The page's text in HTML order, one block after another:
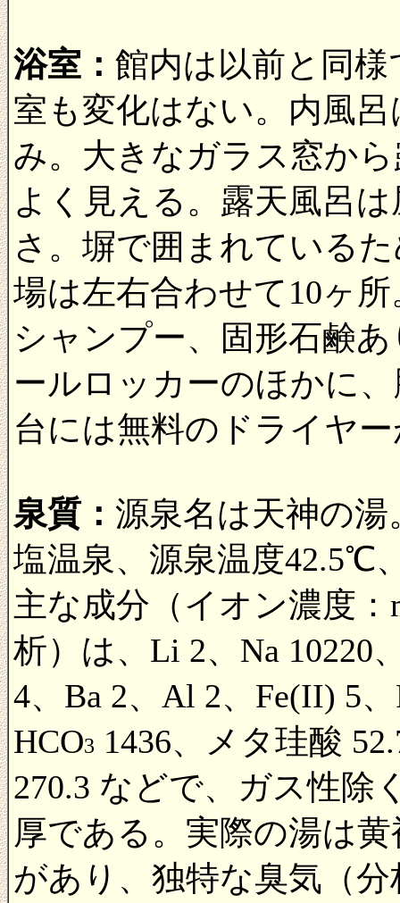
浴室： 館内は以前と同
室も変化はない。内風
み。大きなガラス窓か
よく見える。露天風呂
さ。塀で囲まれている
場は左右合わせて10ヶ
シャンプー、固形石鹸
ールロッカーのほかに
台には無料のドライヤ
泉質： 源泉名は天神の
塩温泉、源泉温度42.5℃
主な成分（イオン濃度：
析）は、Li 2、Na 10220
4、Ba 2、Al 2、Fe(II) 5
HCO3 1436、メタ珪酸
270.3 などで、ガス性除
厚である。実際の湯は
があり、独特な臭気（